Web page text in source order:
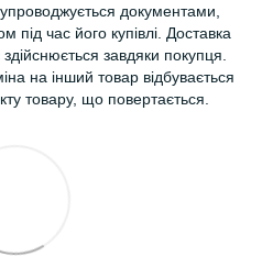
документами,
під час його купівлі. Доставка
завдяки покупця.
на інший товар відбувається
товару, що повертається.